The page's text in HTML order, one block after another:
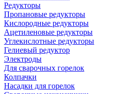
Редукторы
Пропановые редукторы
Кислородные редукторы
Ацетиленовые редукторы
Углекислотные редукторы
Гелиевый редуктор
Электроды
Для сварочных горелок
Колпачки
Насадки для горелок